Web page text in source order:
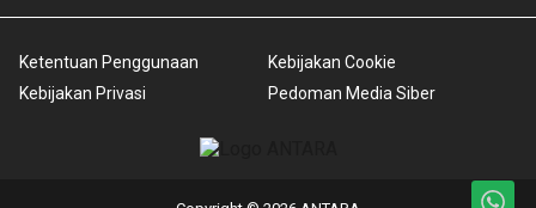
Ketentuan Penggunaan
Kebijakan Privasi
Kebijakan Cookie
Pedoman Media Siber